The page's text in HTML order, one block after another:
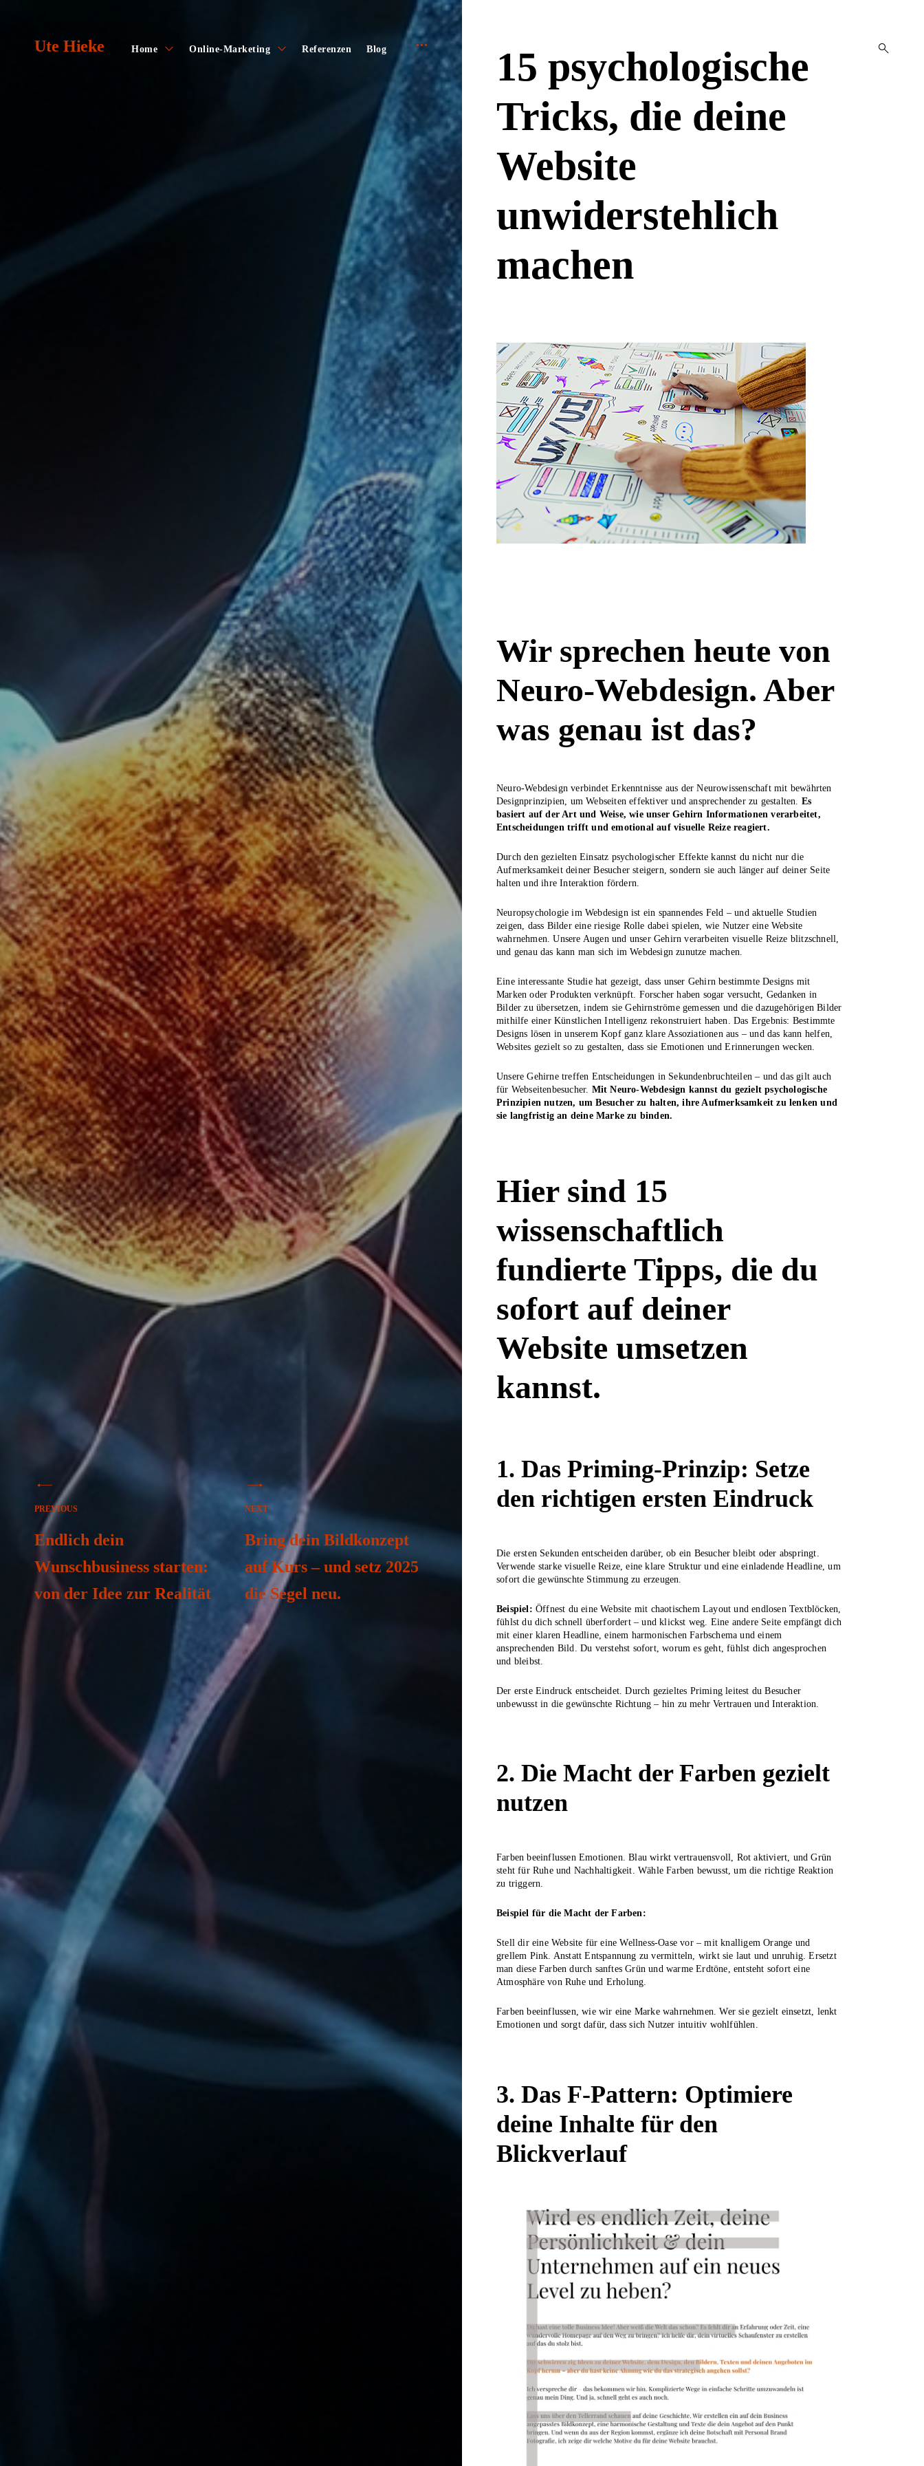
Ute Hieke Home toggle
childOnline-Marketing toggle
childReferenzen Blog
open
sidebar
Beitragsnavigation
PREVIOUS
Endlich dein
Wunschbusiness starten:
von der Idee zur Realität
NEXT
Bring dein Bildkonzept
auf Kurs – und setz 2025
die Segel neu.
15 psychologische
Tricks, die deine
Website
unwiderstehlich
machen
Wir sprechen heute von
Neuro-Webdesign. Aber
was genau ist das?
Neuro-Webdesign verbindet Erkenntnisse aus der Neurowissenschaft mit bewährten
Designprinzipien, um Webseiten effektiver und ansprechender zu gestalten. Es
basiert auf der Art und Weise, wie unser Gehirn Informationen verarbeitet,
Entscheidungen trifft und emotional auf visuelle Reize reagiert.
Durch den gezielten Einsatz psychologischer Effekte kannst du nicht nur die
Aufmerksamkeit deiner Besucher steigern, sondern sie auch länger auf deiner Seite
halten und ihre Interaktion fördern.
Neuropsychologie im Webdesign ist ein spannendes Feld – und aktuelle Studien
zeigen, dass Bilder eine riesige Rolle dabei spielen, wie Nutzer eine Website
wahrnehmen. Unsere Augen und unser Gehirn verarbeiten visuelle Reize blitzschnell,
und genau das kann man sich im Webdesign zunutze machen.
Eine interessante Studie hat gezeigt, dass unser Gehirn bestimmte Designs mit
Marken oder Produkten verknüpft. Forscher haben sogar versucht, Gedanken in
Bilder zu übersetzen, indem sie Gehirnströme gemessen und die dazugehörigen Bilder
mithilfe einer Künstlichen Intelligenz rekonstruiert haben. Das Ergebnis: Bestimmte
Designs lösen in unserem Kopf ganz klare Assoziationen aus – und das kann helfen,
Websites gezielt so zu gestalten, dass sie Emotionen und Erinnerungen wecken.
Unsere Gehirne treffen Entscheidungen in Sekundenbruchteilen – und das gilt auch
für Webseitenbesucher. Mit Neuro-Webdesign kannst du gezielt psychologische
Prinzipien nutzen, um Besucher zu halten, ihre Aufmerksamkeit zu lenken und
sie langfristig an deine Marke zu binden.
Hier sind 15
wissenschaftlich
fundierte Tipps, die du
sofort auf deiner
Website umsetzen
kannst.
1. Das Priming-Prinzip: Setze
den richtigen ersten Eindruck
Die ersten Sekunden entscheiden darüber, ob ein Besucher bleibt oder abspringt.
Verwende starke visuelle Reize, eine klare Struktur und eine einladende Headline, um
sofort die gewünschte Stimmung zu erzeugen.
Beispiel: Öffnest du eine Website mit chaotischem Layout und endlosen Textblöcken,
fühlst du dich schnell überfordert – und klickst weg. Eine andere Seite empfängt dich
mit einer klaren Headline, einem harmonischen Farbschema und einem
ansprechenden Bild. Du verstehst sofort, worum es geht, fühlst dich angesprochen
und bleibst.
Der erste Eindruck entscheidet. Durch gezieltes Priming leitest du Besucher
unbewusst in die gewünschte Richtung – hin zu mehr Vertrauen und Interaktion.
2. Die Macht der Farben gezielt
nutzen
Farben beeinflussen Emotionen. Blau wirkt vertrauensvoll, Rot aktiviert, und Grün
steht für Ruhe und Nachhaltigkeit. Wähle Farben bewusst, um die richtige Reaktion
zu triggern.
Beispiel für die Macht der Farben:
Stell dir eine Website für eine Wellness-Oase vor – mit knalligem Orange und
grellem Pink. Anstatt Entspannung zu vermitteln, wirkt sie laut und unruhig. Ersetzt
man diese Farben durch sanftes Grün und warme Erdtöne, entsteht sofort eine
Atmosphäre von Ruhe und Erholung.
Farben beeinflussen, wie wir eine Marke wahrnehmen. Wer sie gezielt einsetzt, lenkt
Emotionen und sorgt dafür, dass sich Nutzer intuitiv wohlfühlen.
3. Das F-Pattern: Optimiere
deine Inhalte für den
Blickverlauf